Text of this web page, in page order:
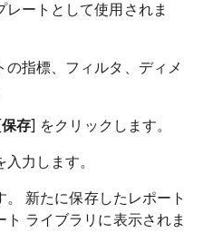
ートとして使用されま
指標、フィルタ、ディメ
保存] をクリックします。
力します。
新たに保存したレポート
ライブラリに表示されま